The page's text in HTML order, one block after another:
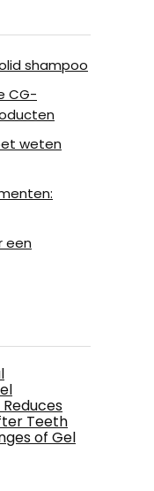
shampoo
CG-
weten
een
Teeth
of Gel